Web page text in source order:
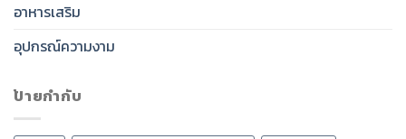
อาหารเสริม
อุปกรณ์ความงาม
ป้ายกำกับ